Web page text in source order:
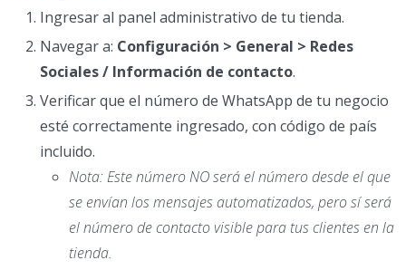
Ingresar al panel administrativo de tu tienda.
Navegar a: Configuración > General > Redes
Sociales / Información de contacto.
Verificar que el número de WhatsApp de tu negocio
esté correctamente ingresado, con código de país
incluido.
Nota: Este número NO será el número desde el que
se envían los mensajes automatizados, pero sí será
el número de contacto visible para tus clientes en la
tienda.